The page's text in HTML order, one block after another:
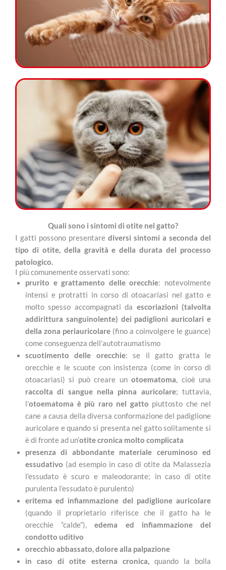
Quali sono i sintomi di otite nel gatto?
I gatti possono presentare diversi sintomi a seconda del
tipo di otite, della gravità e della durata del processo
patologico.
I più comunemente osservati sono:
prurito e grattamento delle orecchie: notevolmente
intensi e protratti in corso di otoacariasi nel gatto e
molto spesso accompagnati da escoriazioni (talvolta
addirittura sanguinolente) dei padiglioni auricolari e
della zona periauricolare (fino a coinvolgere le guance)
come conseguenza dell’autotraumatismo
scuotimento delle orecchie: se il gatto gratta le
orecchie e le scuote con insistenza (come in corso di
otoacariasi) si può creare unotoematoma, cioè una
raccolta di sangue nella pinna auricolare; tuttavia,
l’otoematoma è più raro nel gatto piuttosto che nel
cane a causa della diversa conformazione del padiglione
auricolare e quando si presenta nel gatto solitamente si
è di fronte ad un’otite cronica molto complicata
presenza di abbondante materiale ceruminoso ed
essudativo (ad esempio in caso di otite da Malassezia
l’essudato è scuro e maleodorante; in caso di otite
purulenta l’essudato è purulento)
eritema ed infiammazione del padiglione auricolare
(quando il proprietario riferisce che il gatto ha le
orecchie “calde”), edema ed infiammazione del
condotto uditivo
orecchio abbassato, dolore alla palpazione
in caso di otite esterna cronica, quando la bolla